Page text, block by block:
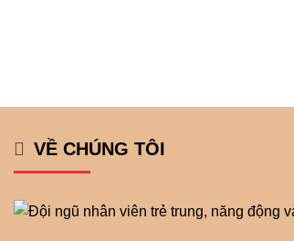
VỀ CHÚNG TÔI